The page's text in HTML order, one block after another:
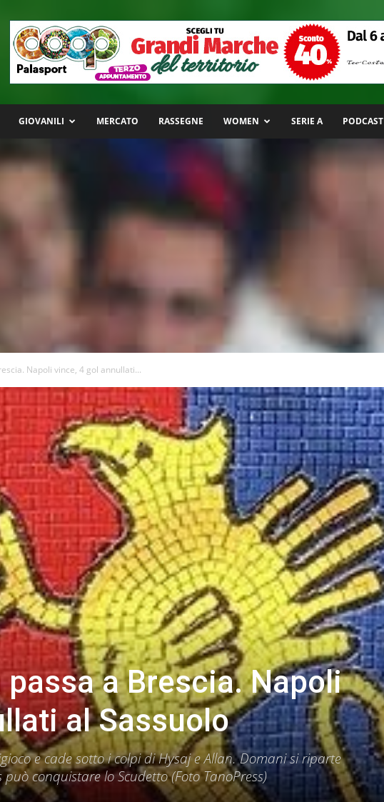
GIOVANILI MERCATO RASSEGNE WOMEN SERIE A PODCAST
Napoli vince, 4 gol annullati...
a Brescia. Napoli
al Sassuolo
e cade sotto i colpi di Hysaj e Allan. Domani si riparte
conquistare lo Scudetto (Foto TanoPress)